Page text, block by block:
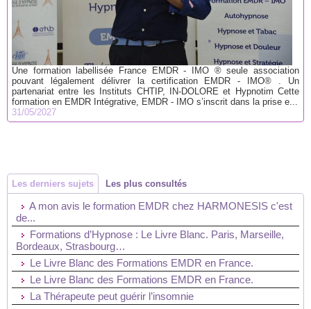
Une formation labellisée France EMDR - IMO ® seule association
pouvant légalement délivrer la certification EMDR - IMO® . Un
partenariat entre les Instituts CHTIP, IN-DOLORE et Hypnotim Cette
formation en EMDR Intégrative, EMDR - IMO s’inscrit dans la prise e...
31/05/2027
Les derniers sujets Les plus consultés
A mon avis le formation EMDR chez HARMONESIS c'est
de...
Formations d’Hypnose : Le Livre Blanc. Paris, Marseille,
Bordeaux, Strasbourg…
Le Livre Blanc des Formations EMDR en France.
Le Livre Blanc des Formations EMDR en France.
La Thérapeute peut guérir l’insomnie